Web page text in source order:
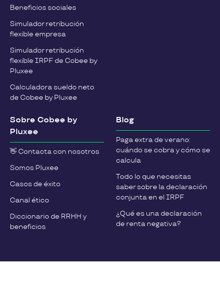
Beneficios sociales
Simulador retribución
flexible empresa
Simulador retribución
flexible IRPF de Cobee by
Pluxee
Calculadora sueldo neto
de Cobee by Pluxee
Sobre Cobee by
Pluxee
👋 Contacta con nosotros
Somos Pluxee
Casos de éxito
Canal ético
Diccionario de RRHH y
beneficios
Blog
Paga extra de verano:
cuándo se cobra y cómo se
calcula
Todo lo que necesitas
saber sobre la declaración
conjunta en el IRPF
¿Qué es una declaración
de renta negativa?